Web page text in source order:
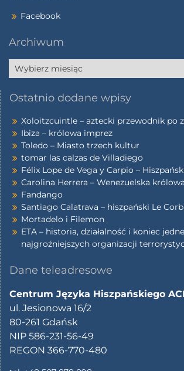
Facebook
Archiwum
Ostatnio dodane wpisy
Xoloitzcuintle – aztecki przewodnik po
Ibiza – królowa imprez
Toledo – Miasto trzech kultur
tomar las calzas de Villadiego
Félix Lope de Vega y Carpio –
Carolina Herrera – Wenezuelska
Fandango
Santiago Calatrava – hiszpański Le
Mortadelo i Filemon
ETA – historia, działalność i koniec
najgroźniejszych organizacji
Dane teleadresowe
Centrum Języka Hiszpańskiego
ul. Jesionowa 16/2
80-261 Gdańsk
NIP 586-231-56-49
REGON 366-770-480